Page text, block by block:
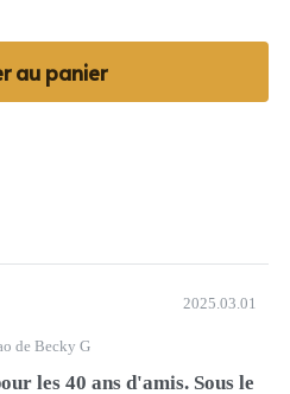
au panier
2025.03.01
de Becky G
les 40 ans d'amis. Sous le